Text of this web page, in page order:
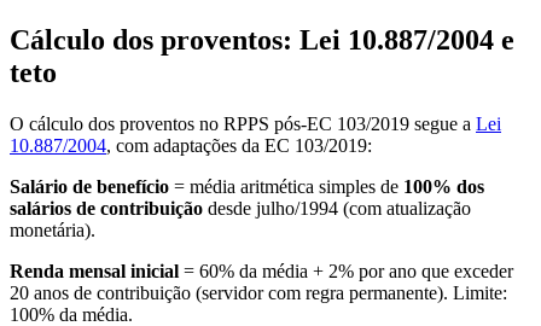
Cálculo dos proventos: Lei 10.887/2004 e
teto
O cálculo dos proventos no RPPS pós-EC 103/2019 segue a Lei
10.887/2004, com adaptações da EC 103/2019:
Salário de benefício = média aritmética simples de 100% dos
salários de contribuição desde julho/1994 (com atualização
monetária).
Renda mensal inicial = 60% da média + 2% por ano que exceder
20 anos de contribuição (servidor com regra permanente). Limite:
100% da média.